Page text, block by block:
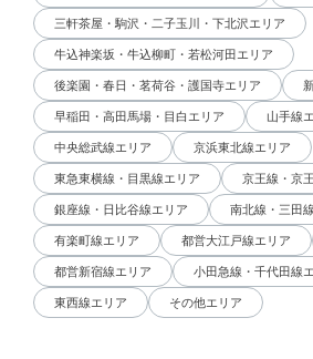
三軒茶屋・駒沢・二子玉川・下北沢エリア
牛込神楽坂・牛込柳町・若松河田エリア
後楽園・春日・茗荷谷・護国寺エリア
早稲田・高田馬場・目白エリア 山手線
中央総武線エリア 京浜東北線エリア
東急東横線・目黒線エリア 京王線・京
銀座線・日比谷線エリア 南北線・三田
有楽町線エリア 都営大江戸線エリア
都営新宿線エリア 小田急線・千代田線
東西線エリア その他エリア